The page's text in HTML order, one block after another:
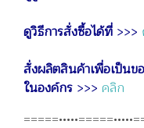
ดูวิธีการสั่งซื้อได้ที่ >>>
สั่งผลิตสินค้าเพื่อเป็นข
ในองค์กร >>> คลิก